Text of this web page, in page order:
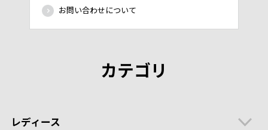
お問い合わせについて
カテゴリ
レディース